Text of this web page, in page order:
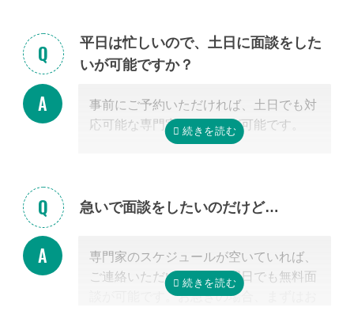
を使ったオンライン面談にも対応可能で
す。（一部士業を除く）
までご希望の方法をお申し付けくださ
い。
平日は忙しいので、土日に面談をした
いが可能ですか？
事前にご予約いただければ、土日でも対
応可能な専門家のご紹介が可能です。
急いで面談をしたいのだけど…
専門家のスケジュールが空いていれば、
ご連絡いただいた当日や翌日でも無料面
談が可能です。お急ぎの場合、まずはお